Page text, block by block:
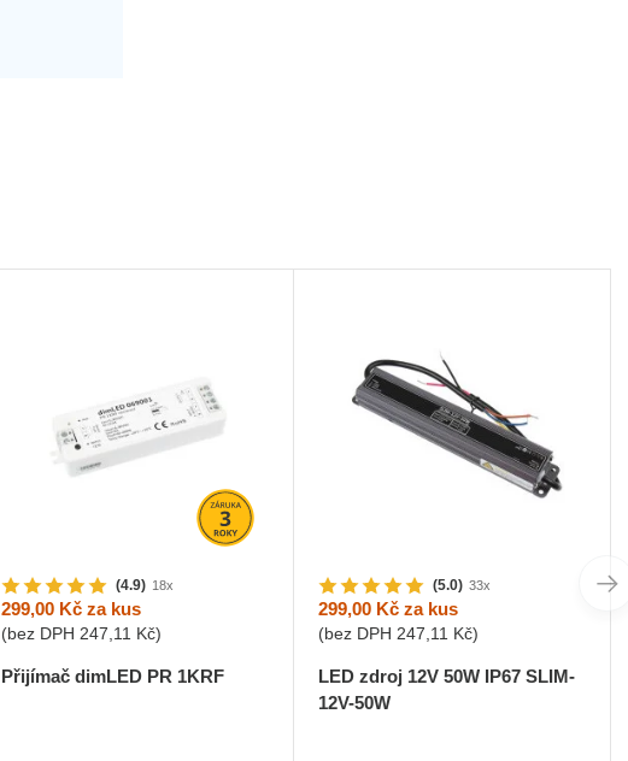
(4.9) 18x
299,00 Kč za kus
(bez DPH 247,11 Kč)
Přijímač dimLED PR 1KRF
(5.0) 33x
299,00 Kč za kus
(bez DPH 247,11 Kč)
LED zdroj 12V 50W IP67 SLIM-
12V-50W